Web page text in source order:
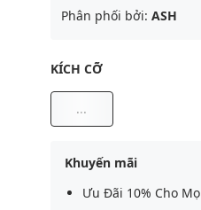
Phân phối bởi: ASH
KÍCH CỠ
...
Khuyến mãi
Ưu Đãi 10% Cho